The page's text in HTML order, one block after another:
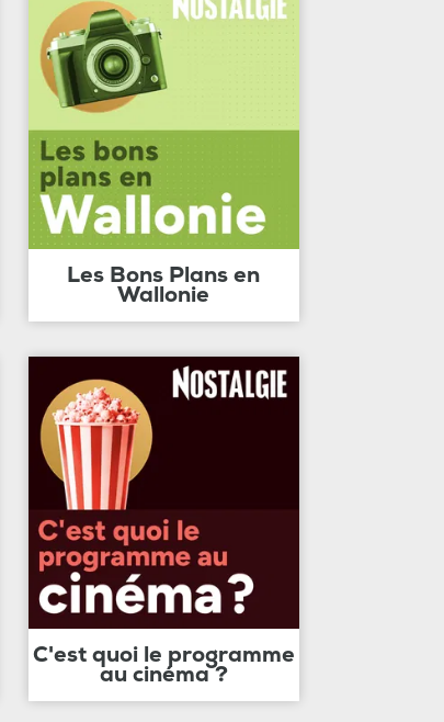
Les Bons Plans en
Wallonie
C'est quoi le programme
au cinéma ?